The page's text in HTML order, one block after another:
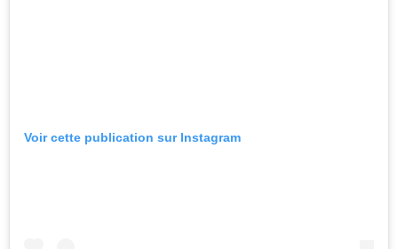
Voir cette publication sur Instagram